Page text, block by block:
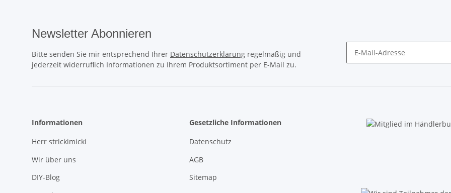
Newsletter Abonnieren
Bitte senden Sie mir entsprechend Ihrer Datenschutzerklärung regelmäßig und
jederzeit widerruflich Informationen zu Ihrem Produktsortiment per E-Mail zu.
Informationen
Herr strickimicki
Wir über uns
DIY-Blog
Gesetzliche Informationen
Datenschutz
AGB
Sitemap